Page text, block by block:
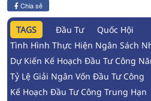
Chia sẻ
TAGS Đầu Tư
Quốc Hội
Tình Hình Thực Hiện Ngân Sách
Dự Kiến Kế Hoạch Đầu Tư Công
Tỷ Lệ Giải Ngân Vốn Đầu Tư Công
Kế Hoạch Đầu Tư Công Trung Hạn